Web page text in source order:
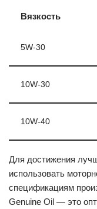
Вязкость
5W-30
10W-30
10W-40
Для достижения
использовать
спецификациям
Genuine Oil — это